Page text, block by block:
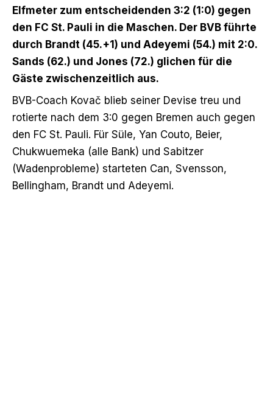
Elfmeter zum entscheidenden 3:2 (1:0) gegen
den FC St. Pauli in die Maschen. Der BVB führte
durch Brandt (45.+1) und Adeyemi (54.) mit 2:0.
Sands (62.) und Jones (72.) glichen für die
Gäste zwischenzeitlich aus.
BVB-Coach Kovač blieb seiner Devise treu und
rotierte nach dem 3:0 gegen Bremen auch gegen
den FC St. Pauli. Für Süle, Yan Couto, Beier,
Chukwuemeka (alle Bank) und Sabitzer
(Wadenprobleme) starteten Can, Svensson,
Bellingham, Brandt und Adeyemi.